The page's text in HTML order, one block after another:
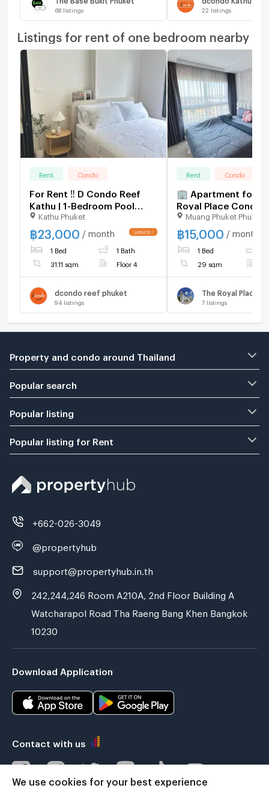
68 listings 22 listings
Listings for rent of one bedroom nearby
Rent Condo
For Rent ‼️ D Condo Reef
Kathu | 1-Bedroom Pool
View — ✅ Ready to Move In
Kathu Phuket
฿23,000 / month
1 Bed 1 Bath
31.11 sqm Floor 4
dcondo reef phuket
94 listings
Rent Condo
🏢 Apartment for rent - The
Royal Place
Pool View 🏊‍♂️ , ✅
Move in
Muang Phuket Phuket
฿15,000 / month
1 Bed
29 sqm
The Royal Place
7 listings
Property and condo around Thailand
Popular search
Popular listing
Popular listing for Rent
+662-026-3049
@propertyhub
support@propertyhub.in.th
242,244,246 Room A210A, 2nd Floor Building A
Watcharapol Road Tha Raeng Bang Khen Bangkok
10230
Download Application
Contact with us
We use cookies for your best experience